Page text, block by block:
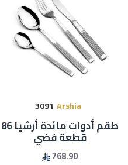
Arshia
3091
طقم أدوات مائدة أرشيا 86
قطعة فضي
768.90